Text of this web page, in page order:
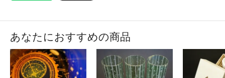
あなたにおすすめの商品